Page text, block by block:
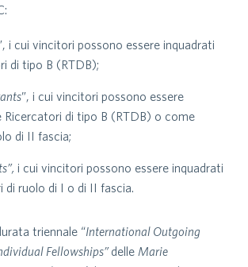
i cui vincitori possono essere inquadrati
di tipo B (RTDB);
”, i cui vincitori possono essere
Ricercatori di tipo B (RTDB) o come
di II fascia;
i cui vincitori possono essere inquadrati
di ruolo di I o di II fascia.
triennale “International Outgoing
Fellowships”delle Marie